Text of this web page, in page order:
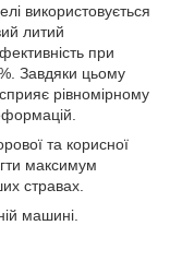
використовується
литий
при
Завдяки цьому
рівномірному
та корисної
максимум
стравах.
машині.